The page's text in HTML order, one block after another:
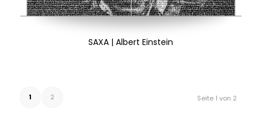
SAXA | Albert Einstein
Seite 1 von 2
1 2